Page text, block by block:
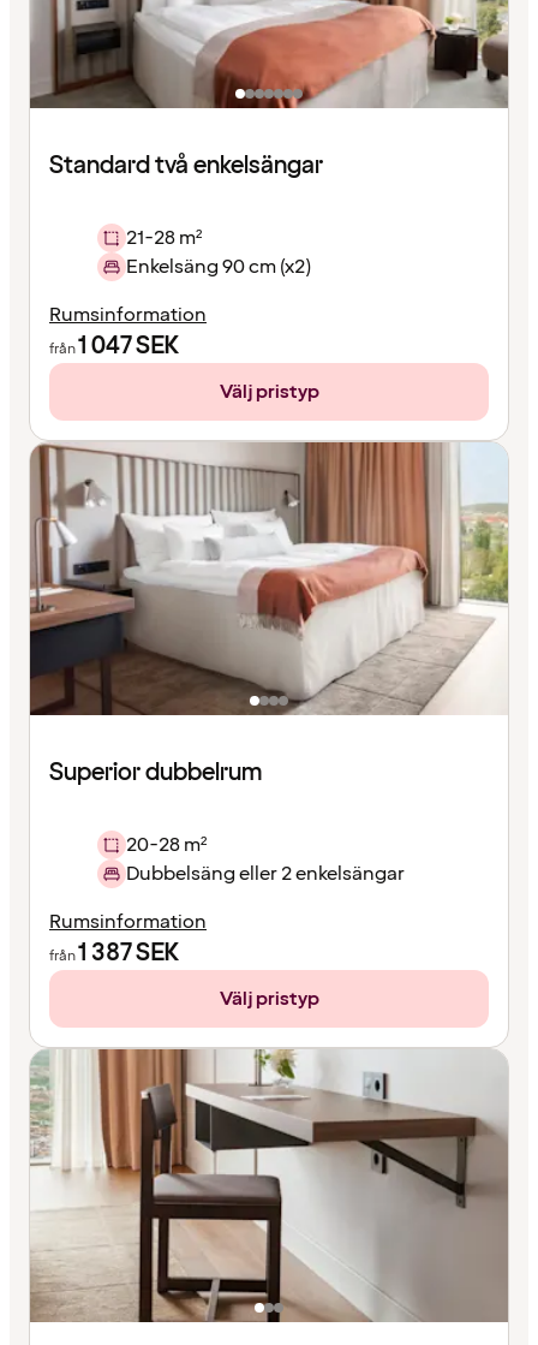
Standard två enkelsängar
21-28 m²
Enkelsäng 90 cm (x2)
Rumsinformation
från1 047SEK
Välj pristyp
Superior dubbelrum
20-28 m²
Dubbelsäng eller 2 enkelsängar
Rumsinformation
från1 387SEK
Välj pristyp